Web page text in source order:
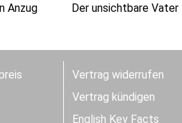
Anzug
Der unsichtbare Vater
Vertrag widerrufen
Vertrag kündigen
English Key Facts